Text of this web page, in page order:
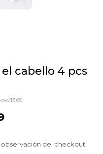
cabello 4 pcs
observación del checkout